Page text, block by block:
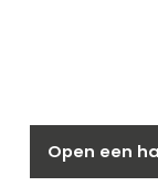
Open een